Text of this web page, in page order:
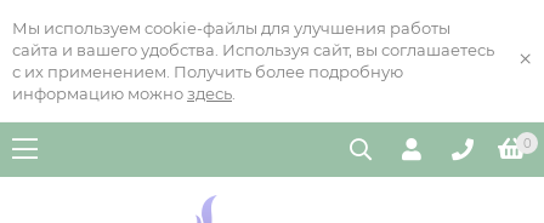
Мы используем cookie-файлы для улучшения работы
сайта и вашего удобства. Используя сайт, вы соглашаетесь
с их применением. Получить более подробную
информацию можно здесь
×
0